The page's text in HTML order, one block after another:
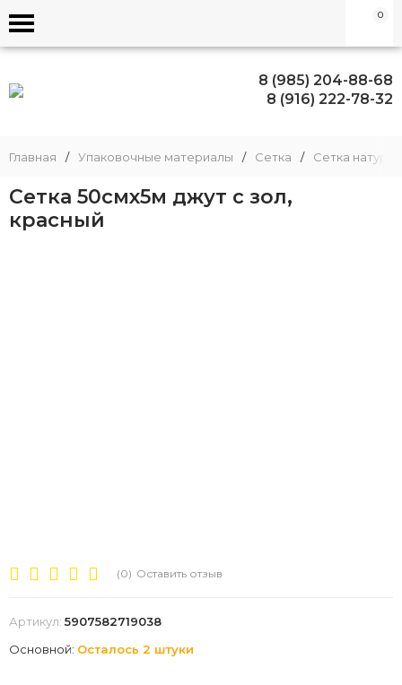
0
8 (985) 204-88-68
8 (916) 222-78-32
Главная / Упаковочные материалы / Сетка / Сетка
Сетка 50смх5м джут с зол,
красный
(0) Оставить отзыв
Артикул: 5907582719038
Основной: Осталось 2 штуки